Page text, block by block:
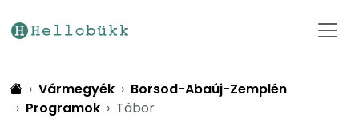
Vármegyék
Borsod-Abaúj-Zemplén
Programok
Tábor